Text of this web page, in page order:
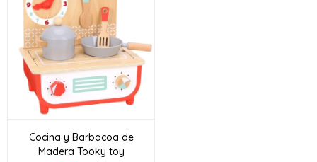
Cocina y Barbacoa de
Madera Tooky toy